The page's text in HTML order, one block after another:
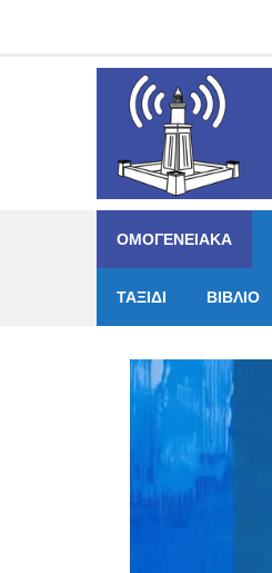
ΟΜΟΓΕΝΕΙΑΚΑ
ΤΑΞΙΔΙ ΒΙΒΛΙΟ